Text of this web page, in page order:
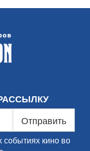
Отправить
кино во